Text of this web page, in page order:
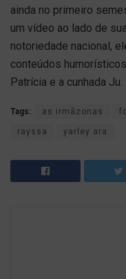
ainda no primeiro
um vídeo ao lado de
notoriedade nacional,
conteúdos
Patrícia e a cunhada Ju.
Tags: as irmãzonas
rayssa yarley ara